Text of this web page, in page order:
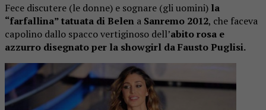
Fece discutere (le donne) e sognare (gli uomini) la
“farfallina” tatuata di Belen a Sanremo 2012, che faceva
capolino dallo spacco vertiginoso dell’abito rosa e
azzurro disegnato per la showgirl da Fausto Puglisi.